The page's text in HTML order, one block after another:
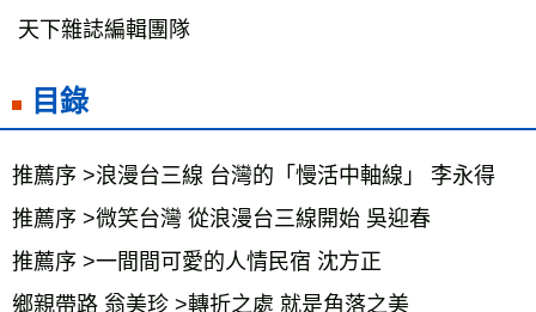
天下雜誌編輯團隊
目錄
推薦序 >浪漫台三線 台灣的「慢活中軸線」 李永得
推薦序 >微笑台灣 從浪漫台三線開始 吳迎春
推薦序 >一間間可愛的人情民宿 沈方正
鄉親帶路 翁美珍 >轉折之處 就是角落之美